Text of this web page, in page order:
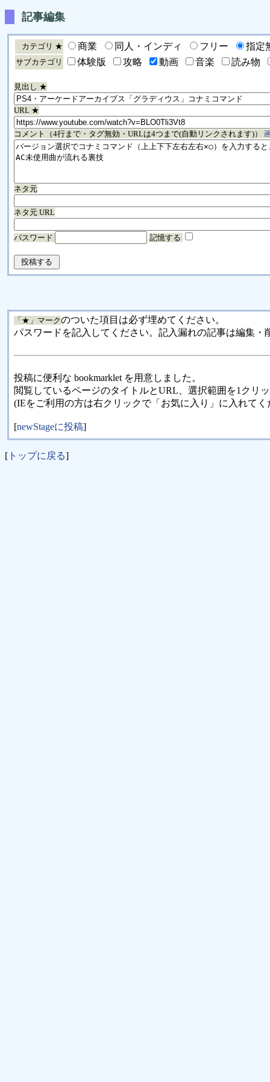
記事編集
カテゴリ ★ 商業 同人・インディ フリー 指定
サブカテゴリ 体験版 攻略 動画 音楽 読み物
見出し ★
URL ★
コメント（4行まで・タグ無効・URLは4つまで(自動リンクされます)）
ネタ元
ネタ元 URL
パスワード 記憶する
「★」マークのついた項目は必ず埋めてください。
パスワードを記入してください。記入漏れの記事は編集・
投稿に便利な bookmarklet を用意しました。
閲覧しているページのタイトルとURL、選択範囲を1クリ
(IEをご利用の方は右クリックで「お気に入り」に入れてく
[newStageに投稿]
[ トップに戻る]